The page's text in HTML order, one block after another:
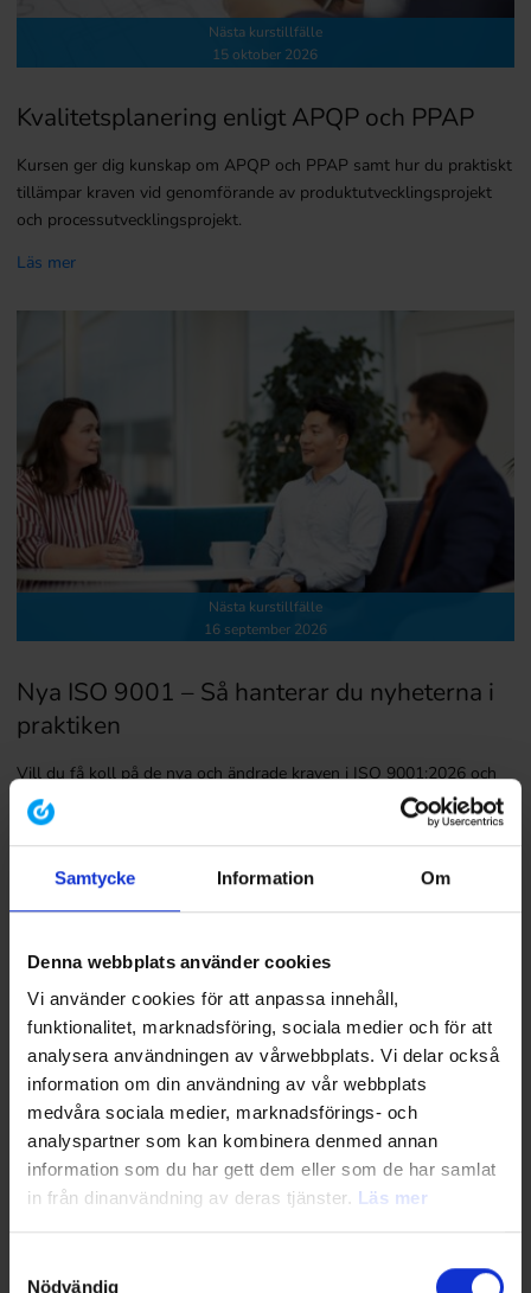
Samtycke Information Om
Denna webbplats använder cookies
Vi använder cookies för att anpassa innehåll,
funktionalitet, marknadsföring, sociala medier och för att
analysera användningen av vårwebbplats. Vi delar också
information om din användning av vår webbplats
medvåra sociala medier, marknadsförings- och
analyspartner som kan kombinera denmed annan
information som du har gett dem eller som de har samlat
in från dinanvändning av deras tjänster. Läs mer
Nödvändig
Nästa kurstillfälle
15 oktober 2026
Kvalitetsplanering enligt APQP och PPAP
Kursen ger dig kunskap om APQP och PPAP samt hur du praktiskt
tillämpar kraven vid genomförande av produktutvecklingsprojekt
och processutvecklingsprojekt.
Läs mer
Nästa kurstillfälle
16 september 2026
Nya ISO 9001 – Så hanterar du nyheterna i
praktiken
Vill du få koll på de nya och ändrade kraven i ISO 9001:2026 och
vad de kommer att innebära för er i praktiken? Denna
halvdagsutbildning ger dig både verktyg för att omsätta de nya
kraven i praktiken och stärka kvalitetsarbetets styrning och strategi.